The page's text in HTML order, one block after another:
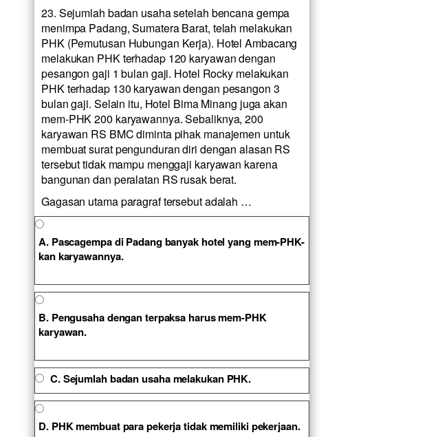
23. Sejumlah badan usaha setelah bencana gempa
menimpa Padang, Sumatera Barat, telah melakukan
PHK (Pemutusan Hubungan Kerja). Hotel Ambacang
melakukan PHK terhadap 120 karyawan dengan
pesangon gaji 1 bulan gaji. Hotel Rocky melakukan
PHK terhadap 130 karyawan dengan pesangon 3
bulan gaji. Selain itu, Hotel Bima Minang juga akan
mem-PHK 200 karyawannya. Sebaliknya, 200
karyawan RS BMC diminta pihak manajemen untuk
membuat surat pengunduran diri dengan alasan RS
tersebut tidak mampu menggaji karyawan karena
bangunan dan peralatan RS rusak berat.
Gagasan utama paragraf tersebut adalah …
A. Pascagempa di Padang banyak hotel yang mem-PHK-
kan karyawannya.
B. Pengusaha dengan terpaksa harus mem-PHK
karyawan.
C. Sejumlah badan usaha melakukan PHK.
D. PHK membuat para pekerja tidak memiliki pekerjaan.